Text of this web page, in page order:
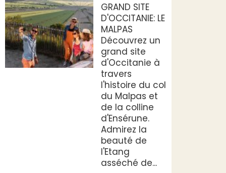
GRAND SITE
D'OCCITANIE: LE
MALPAS
Découvrez un
grand site
d'Occitanie à
travers
l'histoire du col
du Malpas et
de la colline
d'Ensérune.
Admirez la
beauté de
l'Etang
asséché de...